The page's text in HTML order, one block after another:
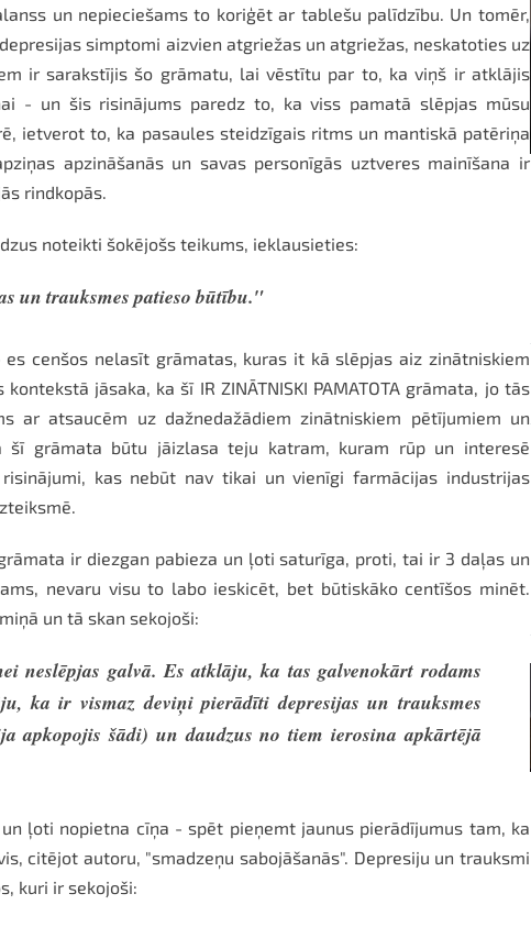
un nepieciešams to koriģēt ar tablešu palīdzību. Un tomēr,
simptomi aizvien atgriežas un atgriežas, neskatoties uz
ir sarakstījis šo grāmatu, lai vēstītu par to, ka viņš ir atklājis
- un šis risinājums paredz to, ka viss pamatā slēpjas mūsu
ietverot to, ka pasaules steidzīgais ritms un mantiskā patēriņa
apzināšanās un savas personīgās uztveres mainīšana ir
rindkopās.
noteikti šokējošs teikums, ieklausieties:
un trauksmes patieso būtību."
cenšos nelasīt grāmatas, kuras it kā slēpjas aiz zinātniskiem
jāsaka, ka šī IR ZINĀTNISKI PAMATOTA grāmata, jo tās
ar atsaucēm uz dažnedažādiem zinātniskiem pētījumiem un
grāmata būtu jāizlasa teju katram, kuram rūp un interesē
kas nebūt nav tikai un vienīgi farmācijas industrijas
ir diezgan pabieza un ļoti saturīga, proti, tai ir 3 daļas un
nevaru visu to labo ieskicēt, bet būtiskāko centīšos minēt.
un tā skan sekojoši:
neslēpjas galvā. Es atklāju, ka tas galvenokārt rodams
ka ir vismaz deviņi pierādīti depresijas un trauksmes
apkopojis šādi) un daudzus no tiem ierosina apkārtējā
ļoti nopietna cīņa - spēt pieņemt jaunus pierādījumus tam, ka
citējot autoru, "smadzeņu sabojāšanās". Depresiju un trauksmi
kuri ir sekojoši: